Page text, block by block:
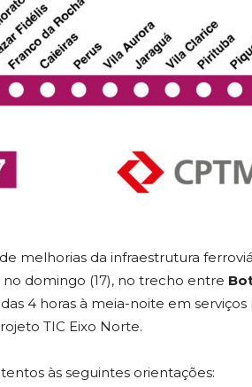
melhorias da infraestrutura
domingo (17), no trecho entre
4 horas à meia-noite em
TIC Eixo Norte.
às seguintes orientações: